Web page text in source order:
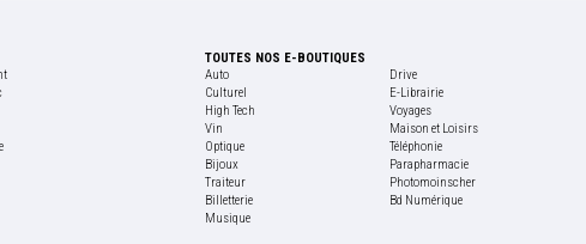
TOUTES NOS E-BOUTIQUES
Auto
Drive
Culturel
E-Librairie
High Tech
Voyages
Vin
Maison et Loisirs
Optique
Téléphonie
Bijoux
Parapharmacie
Traiteur
Photomoinscher
Billetterie
Bd Numérique
Musique